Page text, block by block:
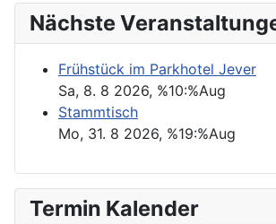
Nächste
Frühstück im Parkhotel Jever
Sa, 8. 8 2026, %10:%Aug
Stammtisch
Mo, 31. 8 2026, %19:%Aug
Termin Kalender